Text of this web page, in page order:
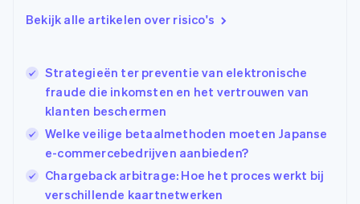
Bekijk alle artikelen over risico's
Strategieën ter preventie van elektronische
fraude die inkomsten en het vertrouwen van
klanten beschermen
Welke veilige betaalmethoden moeten Japanse
e-commercebedrijven aanbieden?
Chargeback arbitrage: Hoe het proces werkt bij
verschillende kaartnetwerken
English简体中文
Ierland
English
Italië
ItalianoEnglish
Japan
English
Kroatië
EnglishItaliano
Letland